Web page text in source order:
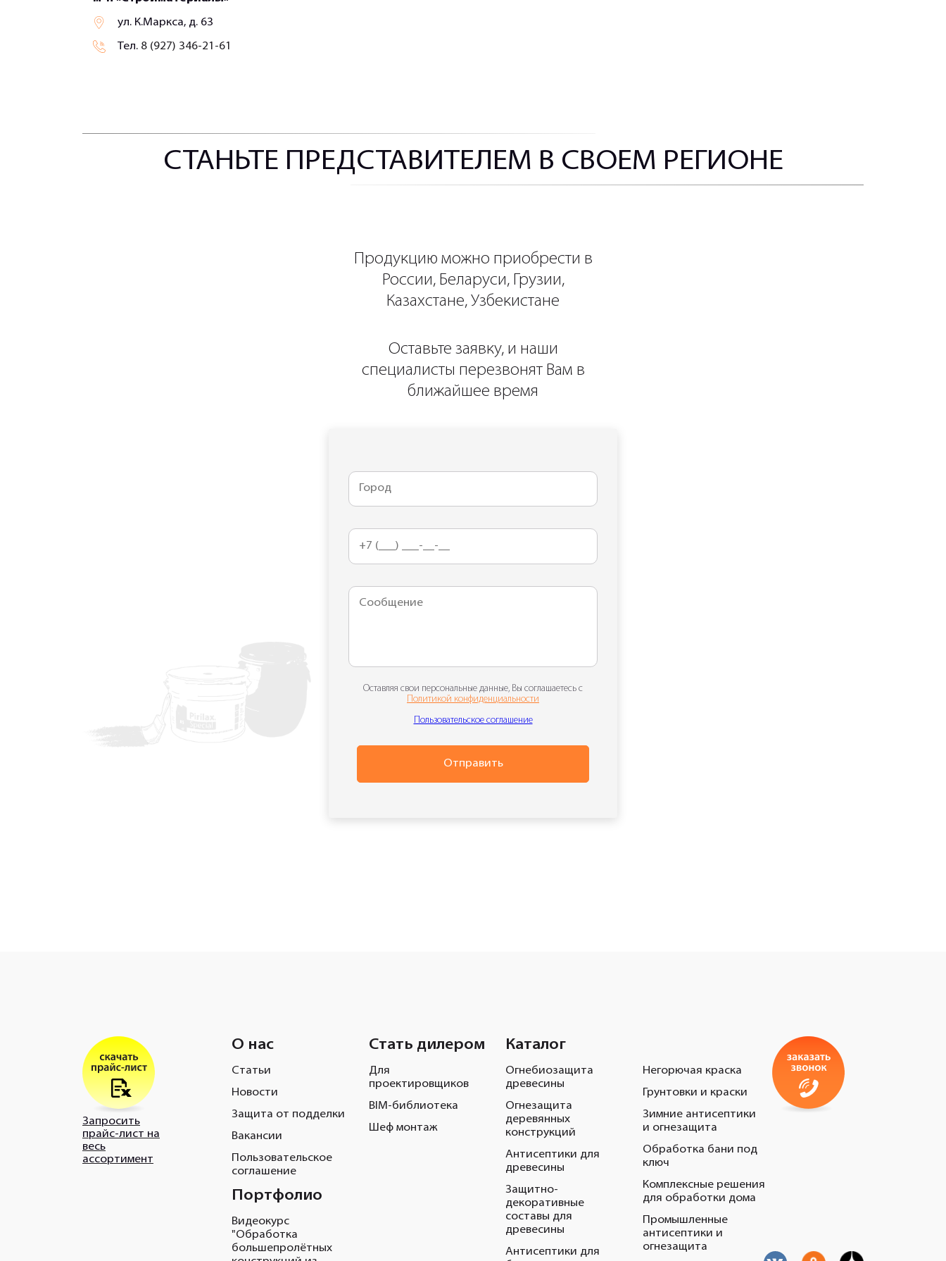
ул. К.Маркса, д. 63
Тел. 8 (927) 346-21-61
СТАНЬТЕ ПРЕДСТАВИТЕЛЕМ В СВОЕМ РЕГИОНЕ
Продукцию можно приобрести в
России, Беларуси, Грузии,
Казахстане, Узбекистане
Оставьте заявку, и наши
специалисты перезвонят Вам в
ближайшее время
Оставляя свои персональные данные, Вы соглашаетесь с
Политикой конфиденциальности
Пользовательское соглашение
Отправить
Запросить
прайс-лист на
весь
ассортимент
О нас
Статьи
Новости
Защита от подделки
Вакансии
Пользовательское
соглашение
Портфолио
Видеокурс
"Обработка
большепролётных
Стать дилером
Для
проектировщиков
BIM-библиотека
Шеф монтаж
Каталог
Огнебиозащита
древесины
Огнезащита
деревянных
конструкций
Антисептики для
древесины
Защитно-
декоративные
составы для
древесины
Антисептики для
Негорючая краска
Грунтовки и краски
Зимние антисептики
и огнезащита
Обработка бани под
ключ
Комплексные решения
для обработки дома
Промышленные
антисептики и
огнезащита